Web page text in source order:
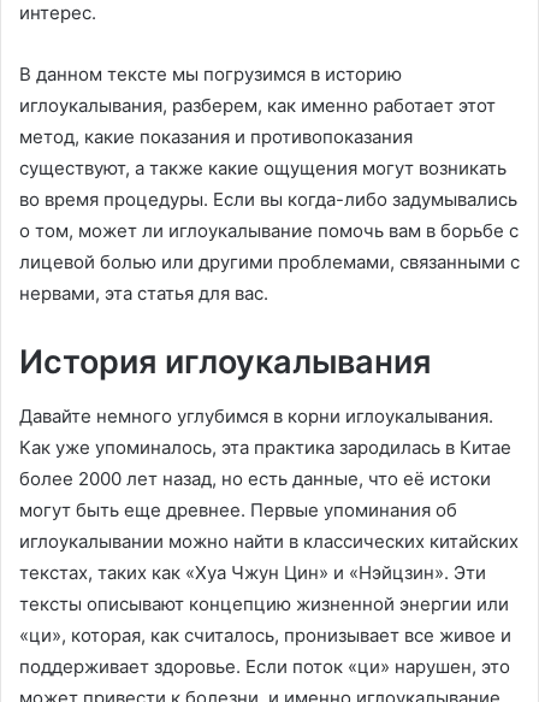
интерес.
В данном тексте мы погрузимся в историю
иглоукалывания, разберем, как именно работает этот
метод, какие показания и противопоказания
существуют, а также какие ощущения могут возникать
во время процедуры. Если вы когда-либо задумывались
о том, может ли иглоукалывание помочь вам в борьбе с
лицевой болью или другими проблемами, связанными с
нервами, эта статья для вас.
История иглоукалывания
Давайте немного углубимся в корни иглоукалывания.
Как уже упоминалось, эта практика зародилась в Китае
более 2000 лет назад, но есть данные, что её истоки
могут быть еще древнее. Первые упоминания об
иглоукалывании можно найти в классических китайских
текстах, таких как «Хуа Чжун Цин» и «Нэйцзин». Эти
тексты описывают концепцию жизненной энергии или
«ци», которая, как считалось, пронизывает все живое и
поддерживает здоровье. Если поток «ци» нарушен, это